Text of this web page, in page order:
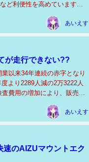
ど利便性を高めています。
あいえす
が走行できない??
以来34年連続の赤字となり
より2289人減の2万3222人
費用の増加により、販売
あいえす
のAIZUマウントエク